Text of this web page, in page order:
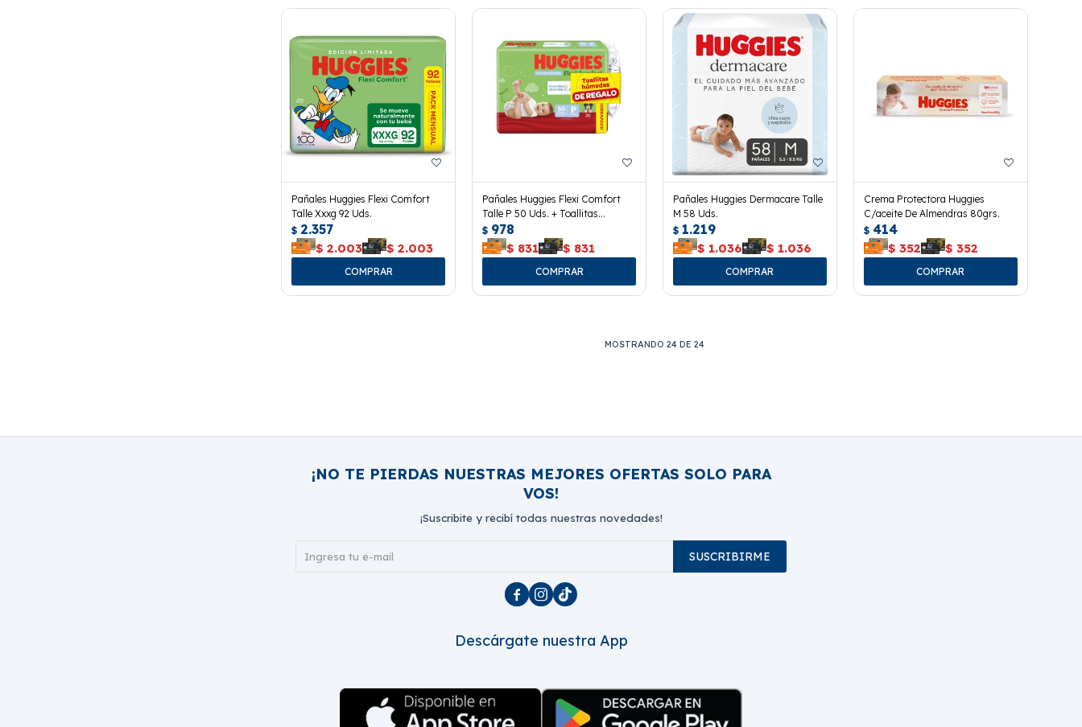
Pañales Huggies Flexi Comfort
Talle Xxxg 92 Uds.
$ 2.357
$ 2.003 $ 2.003
Pañales Huggies Flexi Comfort
Talle P 50 Uds. + Toallitas
Húmedas
$ 978
$ 831 $ 831
Pañales Huggies Dermacare Talle
M 58 Uds.
$ 1.219
$ 1.036 $ 1.036
Crema Protectora Huggies
C/aceite De Almendras 80grs.
$ 414
$ 352 $ 352
MOSTRANDO 24DE 24
¡NO TE PIERDAS NUESTRAS MEJORES OFERTAS SOLO PARA
VOS!
¡Suscribite y recibí todas nuestras novedades!
SUSCRIBIRME
  
Descárgate nuestra App